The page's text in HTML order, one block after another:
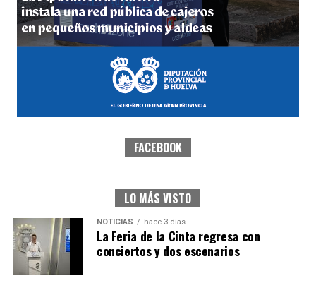
hace 1 semana·Huelvatv
SEXTA CORRIDA DE LAS FIESTAS COLOMBINAS
FACEBOOK
LO MÁS VISTO
NOTICIAS hace 3 días
La Feria de la Cinta regresa con
conciertos y dos escenarios